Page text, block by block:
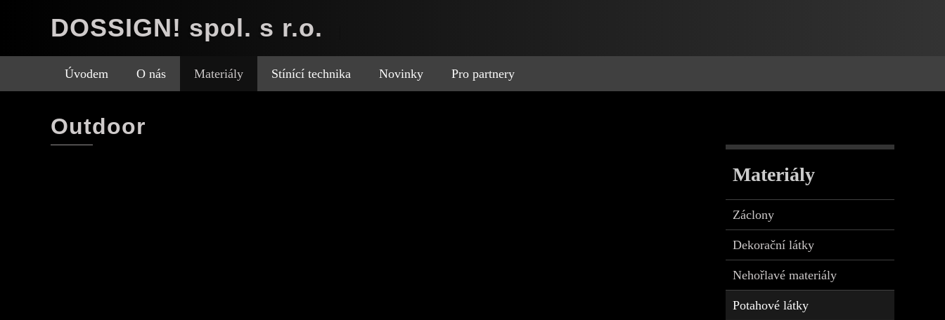
DOSSIGN! spol. s r.o.
Úvodem O nás Materiály Stínící technika Novinky Pro partnery
Materiály
Záclony
Dekorační látky
Nehořlavé materiály
Potahové látky
Outdoor